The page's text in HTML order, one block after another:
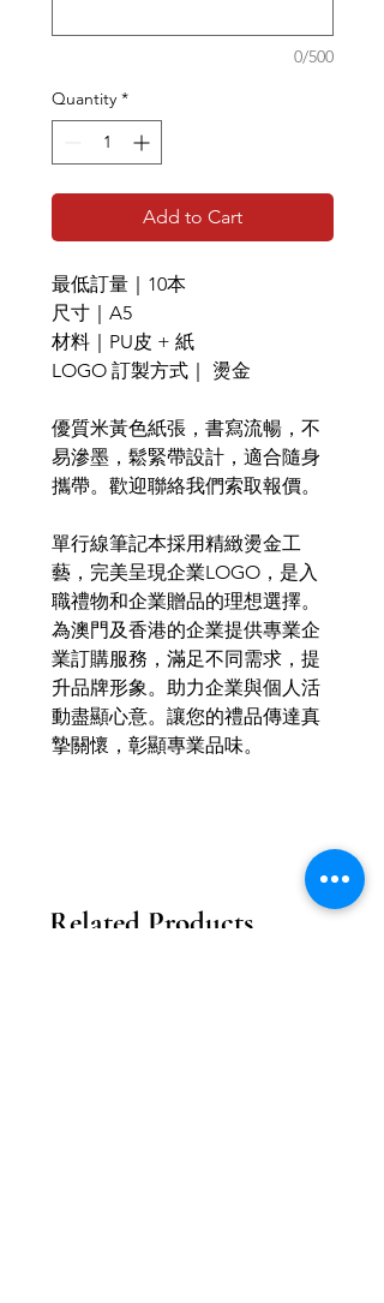
0/500
Quantity *
Add to Cart
最低訂量｜10本
尺寸｜A5
材料｜PU皮 + 紙
LOGO 訂製方式｜ 燙金
優質米黃色紙張，書寫流暢，不
易滲墨，鬆緊帶設計，適合隨身
攜帶。歡迎聯絡我們索取報價。
單行線筆記本採用精緻燙金工
藝，完美呈現企業LOGO，是入
職禮物和企業贈品的理想選擇。
為澳門及香港的企業提供專業企
業訂購服務，滿足不同需求，提
升品牌形象。助力企業與個人活
動盡顯心意。讓您的禮品傳達真
摯關懷，彰顯專業品味。
Related Products